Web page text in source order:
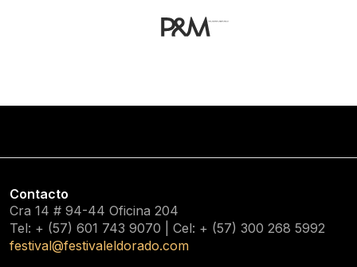
Contacto
Cra 14 # 94-44 Oficina 204
Tel: + (57) 601 743 9070 | Cel: + (57) 300 268 5992
festival@festivaleldorado.com